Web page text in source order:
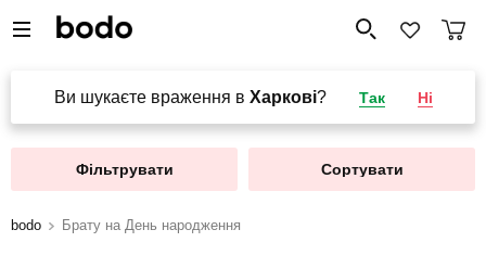
Ви шукаєте враження в Харкові? Так Ні
Фільтрувати Сортувати
bodo Брату на День народження